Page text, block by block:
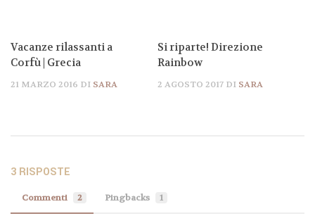
Vacanze rilassanti a
Corfù | Grecia
21 MARZO 2016 DI SARA
Si riparte! Direzione
Rainbow
2 AGOSTO 2017DI SARA
3 RISPOSTE
Commenti 2 Pingbacks 1